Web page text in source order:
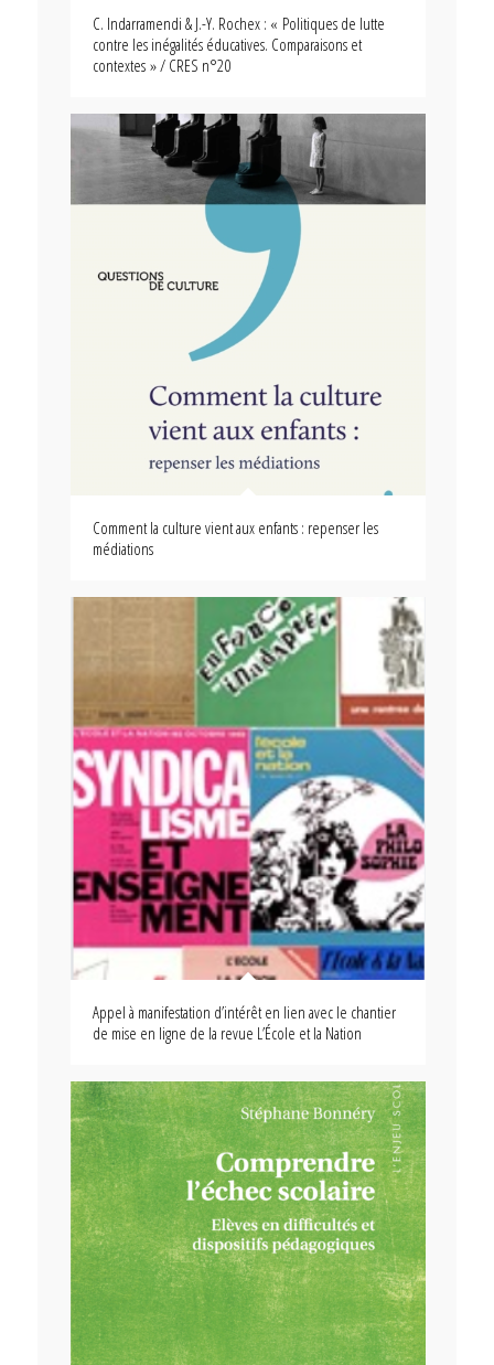
C. Indarramendi & J.-Y. Rochex : « Politiques de lutte
contre les inégalités éducatives. Comparaisons et
contextes » / CRES n°20
Comment la culture vient aux enfants : repenser les
médiations
Appel à manifestation d’intérêt en lien avec le chantier
de mise en ligne de la revue L’École et la Nation